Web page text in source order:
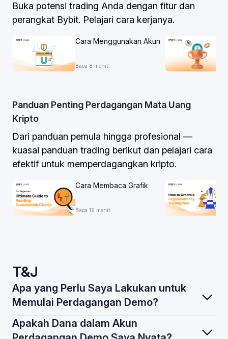
Buka potensi trading Anda dengan fitur dan
perangkat Bybit. Pelajari cara kerjanya.
Cara Menggunakan Akun
Bybit untuk Manajemen
Baca 8 menit
Panduan Penting Perdagangan Mata Uang
Kripto
Dari panduan pemula hingga profesional —
kuasai panduan trading berikut dan pelajari cara
efektif untuk memperdagangkan kripto.
Cara Membaca Grafik
Kripto Seperti Pro
Baca 19 menit
T&J
Apa yang Perlu Saya Lakukan untuk
Memulai Perdagangan Demo?
Apakah Dana dalam Akun